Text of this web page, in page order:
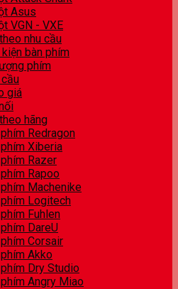
Asus
VGN - VXE
nhu cầu
bàn phím
phím
giá
hãng
Redragon
Xiberia
Razer
Rapoo
Machenike
phím Logitech
Fuhlen
DareU
Corsair
Akko
Dry Studio
Angry Miao